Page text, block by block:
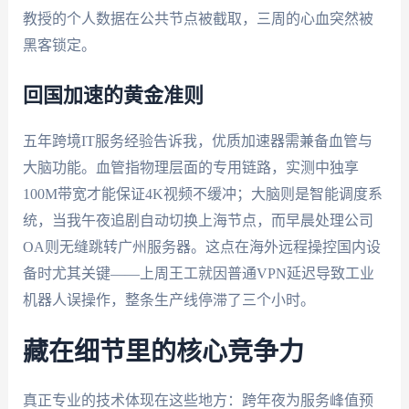
教授的个人数据在公共节点被截取，三周的心血突然被
黑客锁定。
回国加速的黄金准则
五年跨境IT服务经验告诉我，优质加速器需兼备血管与
大脑功能。血管指物理层面的专用链路，实测中独享
100M带宽才能保证4K视频不缓冲；大脑则是智能调度系
统，当我午夜追剧自动切换上海节点，而早晨处理公司
OA则无缝跳转广州服务器。这点在海外远程操控国内设
备时尤其关键——上周王工就因普通VPN延迟导致工业
机器人误操作，整条生产线停滞了三个小时。
藏在细节里的核心竞争力
真正专业的技术体现在这些地方：跨年夜为服务峰值预